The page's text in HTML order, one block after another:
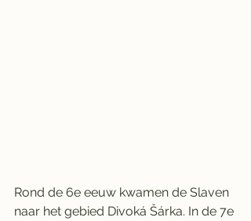
Rond de 6e eeuw kwamen de Slaven
naar het gebied Divoká Šárka. In de 7e